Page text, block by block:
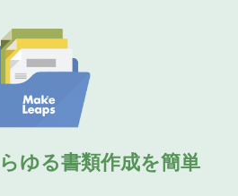
ゆる書類作成を簡単